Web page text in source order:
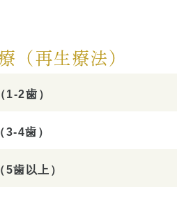
（再生療法）
（1-2歯）
（3-4歯）
（5歯以上）